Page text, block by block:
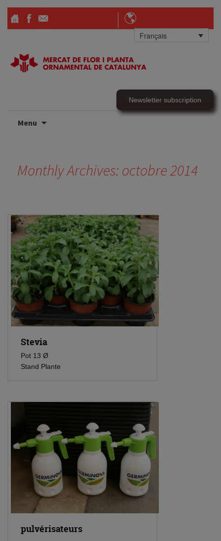
Français
Newsletter subscription
Menu
Monthly Archives: octobre 2014
Stevia
Pot 13 Ø
Stand Plante
pulvérisateurs
navigation